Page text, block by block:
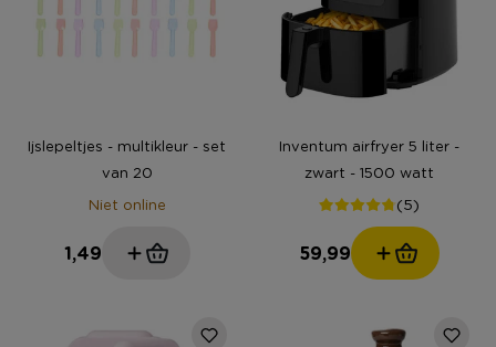
Ijslepeltjes - multikleur - set
van 20
Niet online
1,49
Inventum airfryer 5 liter -
zwart - 1500 watt
(5)
59,99